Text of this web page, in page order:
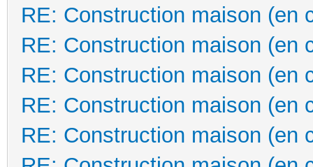
RE: Construction maison (en
RE: Construction maison (en
RE: Construction maison (en
RE: Construction maison (en
RE: Construction maison (en